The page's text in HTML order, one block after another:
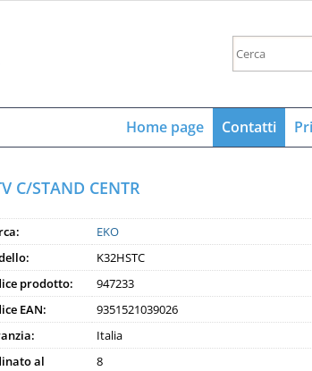
Home page Contatti
C/STAND CENTR
EKO
K32HSTC
prodotto:
947233
EAN:
9351521039026
Italia
al
8